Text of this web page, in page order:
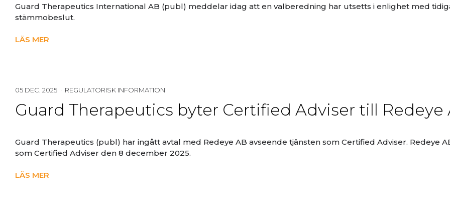
Guard Therapeutics International AB (publ) meddelar idag att en valberedning har utsetts i enlighet med
stämmobeslut.
LÄS MER
05 DEC. 2025 · REGULATORISK INFORMATION
Guard Therapeutics byter Certified Adviser till Redeye
Guard Therapeutics (publ) har ingått avtal med Redeye AB avseende tjänsten som Certified Adviser. Redeye
som Certified Adviser den 8 december 2025.
LÄS MER